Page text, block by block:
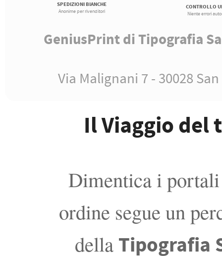
SPEDIZIONI BIANCHE
Anonime per rivenditori
CONTROLLO
Niente errori
GeniusPrint di Tipografia
Via Malignani 7 - 30028
Il Viaggio del
Dimentica i
ordine segue un
della Tipografia